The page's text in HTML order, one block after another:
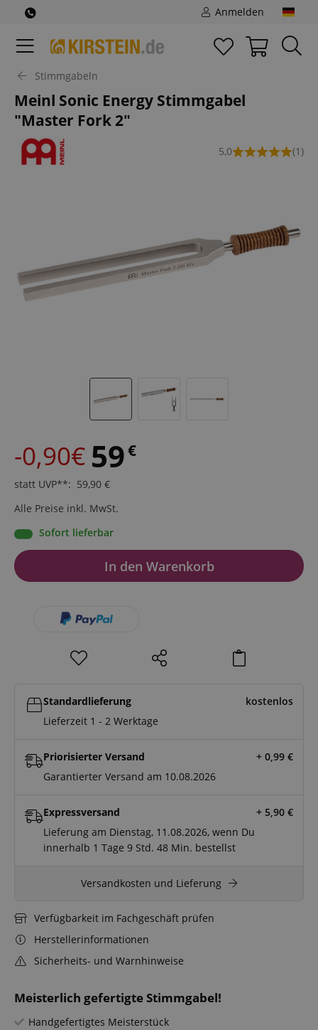
Anmelden
Stimmgabeln
Meinl Sonic Energy Stimmgabel
"Master Fork 2"
5,0 (1)
Meisterlich gefertigte Stimmgabel!
Handgefertigtes Meisterstück
-0,90€ 59€
statt UVP**: 59,90 €
Alle Preise inkl. MwSt.
Sofort lieferbar
In den Warenkorb
Standardlieferung
kostenlos
Lieferzeit 1 - 2 Werktage
Priorisierter Versand + 0,99 €
Garantierter Versand am 10.08.2026
Expressversand + 5,90 €
Lieferung am Dienstag, 11.08.2026, wenn Du
innerhalb 1 Tage 9 Std. 48 Min. bestellst
Versandkosten und Lieferung
Verfügbarkeit im Fachgeschäft prüfen
Herstellerinformationen
Sicherheits- und Warnhinweise